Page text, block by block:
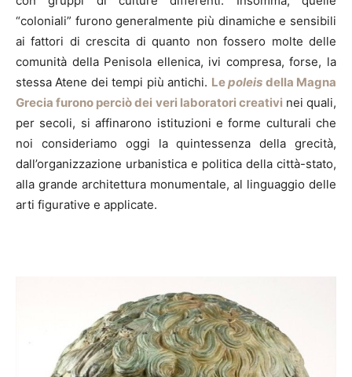
“coloniali” furono generalmente più dinamiche e sensibili
ai fattori di crescita di quanto non fossero molte delle
comunità della Penisola ellenica, ivi compresa, forse, la
stessa Atene dei tempi più antichi. Lepoleis della Magna
Grecia furono perciò dei veri laboratori creativi nei quali,
per secoli, si affinarono istituzioni e forme culturali che
noi consideriamo oggi la quintessenza della grecità,
dall’organizzazione urbanistica e politica della città-stato,
alla grande architettura monumentale, al linguaggio delle
arti figurative e applicate.